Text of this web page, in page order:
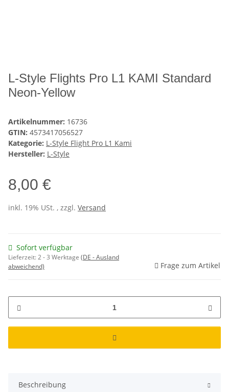
L-Style Flights Pro L1 KAMI Standard
Neon-Yellow
Artikelnummer: 16736
GTIN: 4573417056527
Kategorie: L-Style Flight Pro L1 Kami
Hersteller: L-Style
8,00 €
inkl. 19% USt. , zzgl. Versand
Sofort verfügbar
Lieferzeit:2 - 3 Werktage (DE - Ausland
abweichend)
Frage zum Artikel
Beschreibung